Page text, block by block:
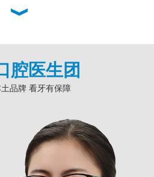
腔医生团
品牌 看牙有保障